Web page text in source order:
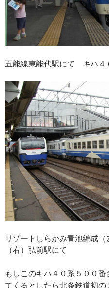
五能線東能代駅にて キハ４
リゾートしらかみ青池編成
（右）弘前駅にて
もしこのキハ４０系５００
てくるとしたら北条鉄道初